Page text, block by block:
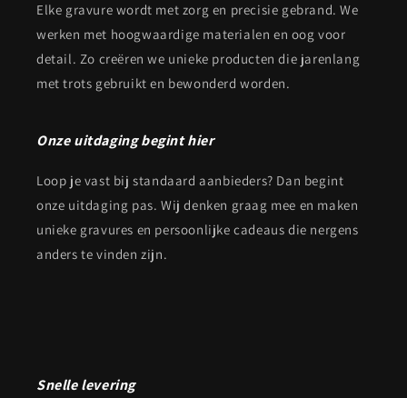
Elke gravure wordt met zorg en precisie gebrand. We
werken met hoogwaardige materialen en oog voor
detail. Zo creëren we unieke producten die jarenlang
met trots gebruikt en bewonderd worden.
Onze uitdaging begint hier
Loop je vast bij standaard aanbieders? Dan begint
onze uitdaging pas. Wij denken graag mee en maken
unieke gravures en persoonlijke cadeaus die nergens
anders te vinden zijn.
Snelle levering